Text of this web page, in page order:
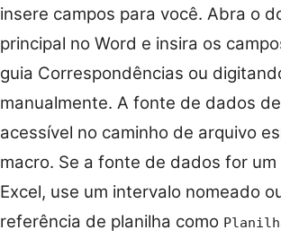
insere campos para você. Abra o
principal no Word e insira os
guia Correspondências ou
manualmente. A fonte de dados
acessível no caminho de arquivo
macro. Se a fonte de dados for
Excel, use um intervalo nomeado
referência de planilha como